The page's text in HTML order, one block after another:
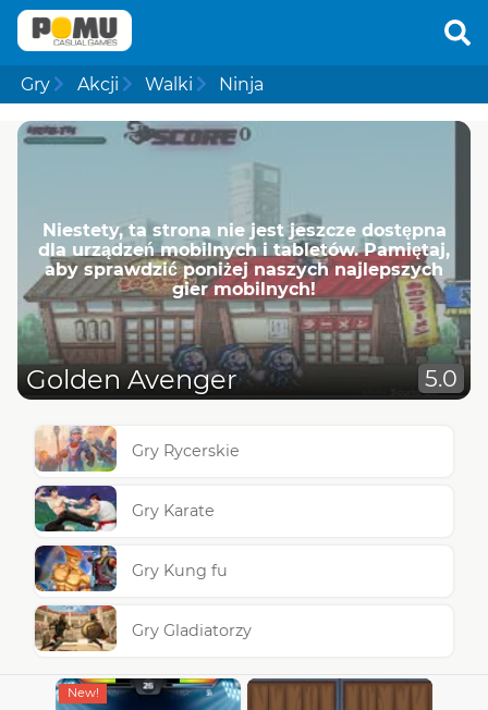
Gry Akcji Walki Ninja
Niestety, ta strona nie jest jeszcze dostępna
dla urządzeń mobilnych i tabletów. Pamiętaj,
aby sprawdzić poniżej naszych najlepszych
gier mobilnych!
Golden Avenger 5.0
Gry Rycerskie
Gry Karate
Gry Kung fu
Gry Gladiatorzy